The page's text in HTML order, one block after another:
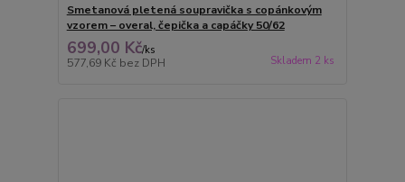
Smetanová pletená soupravička s copánkovým
vzorem – overal, čepička a capáčky 50/62
699,00 Kč/ks
577,69 Kč bez DPH Skladem 2 ks